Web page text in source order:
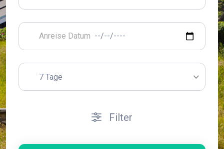
7 Tage
Filter